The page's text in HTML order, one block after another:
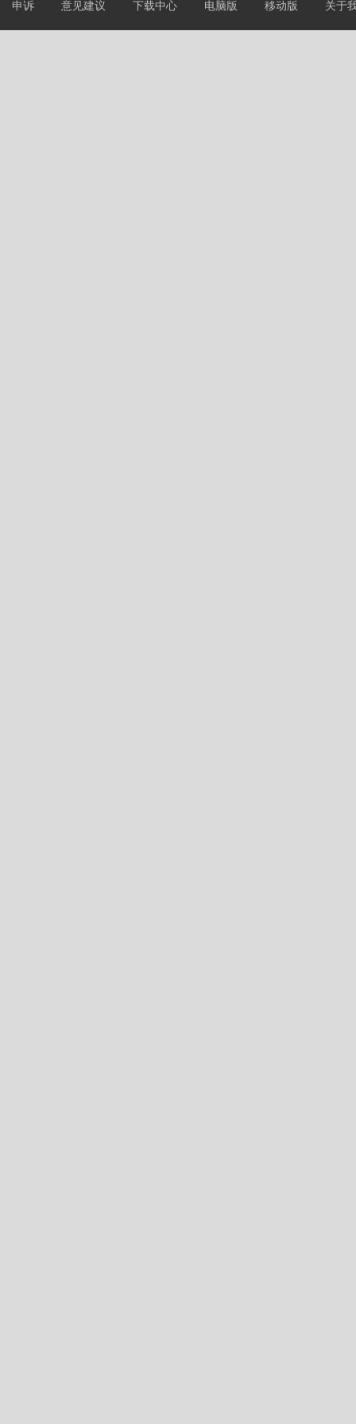
申诉 意见建议 下载中心 电脑版 移动版 关于